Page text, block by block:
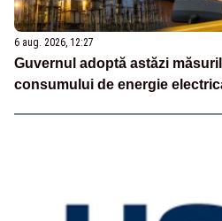
6 aug. 2026, 12:27
Guvernul adoptă astăzi
consumului de energie